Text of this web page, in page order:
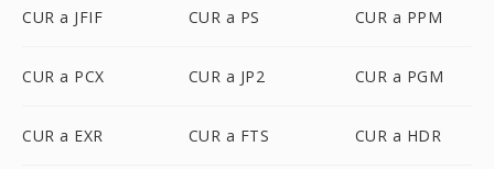
CUR a JFIF CUR a PS CUR a PPM
CUR a PCX CUR a JP2 CUR a PGM
CUR a EXR CUR a FTS CUR a HDR